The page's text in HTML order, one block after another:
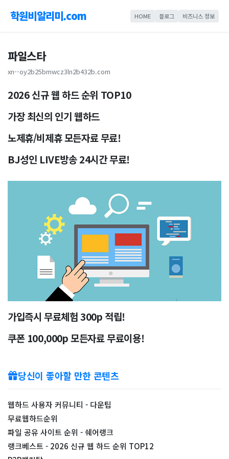
학원비알리미.com HOME 블로그 비즈니스 정보
파일스타
xn--oy2b25bmwcz3ln2b432b.com
2026 신규 웹 하드 순위 TOP10
가장 최신의 인기 웹하드
노제휴/비제휴 모든자료 무료!
BJ성인 LIVE방송 24시간 무료!
가입즉시 무료체험 300p 적립!
쿠폰 100,000p 모든자료 무료이용!
당신이 좋아할 만한 콘텐츠
웹하드 사용자 커뮤니티 - 다운팁
무료웹하드순위
파일 공유 사이트 순위 - 쉐어랭크
랭크베스트 - 2026 신규 웹 하드 순위 TOP12